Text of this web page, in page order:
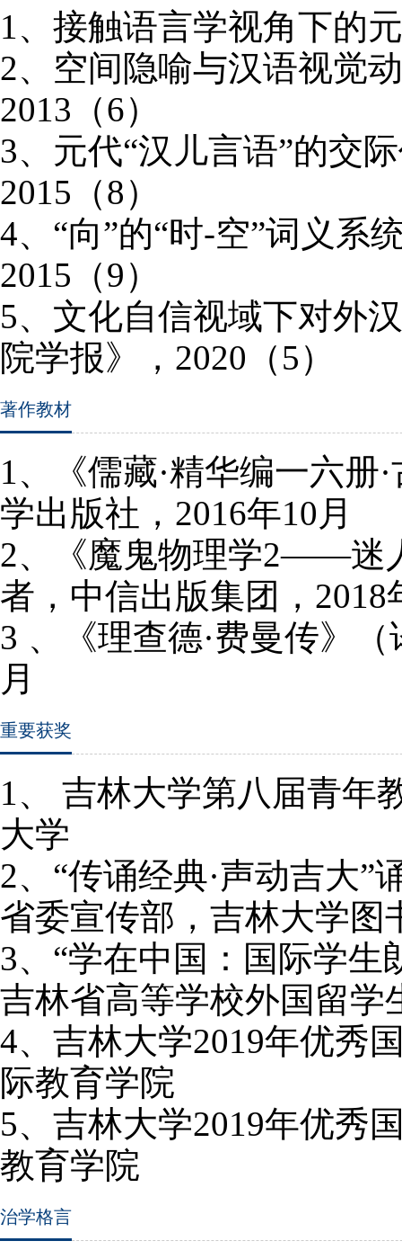
1、接触语言学视角下的
2、空间隐喻与汉语视觉
2013 （6）
3、元代“汉儿言语”的交
2015 （8）
4、“向”的“时-空”词义系
2015 （9）
5、文化自信视域下对外
院学报》， 2020 （5）
著作教材
1、《儒藏·精华编一六册
学出版社， 2016年10 月
2、《魔鬼物理学2——迷
者，中信出版集团， 2018
3 、《理查德·费曼传》
月
重要获奖
1、 吉林大学第八届青年
大学
2、“传诵经典·声动吉大”
省委宣传部，吉林大学图
3、“学在中国：国际学生
吉林省高等学校外国留学
4、 吉林大学2019年优秀
际教育学院
5、吉林大学2019年优秀
教育学院
治学格言